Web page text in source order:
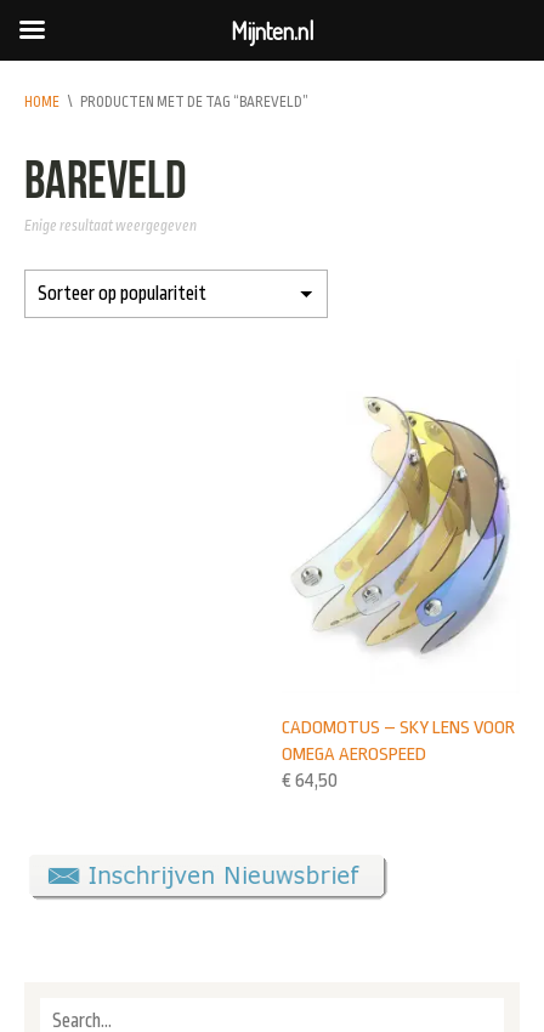
HOME \ PRODUCTEN MET DE TAG “BAREVELD”
bareveld
Enige resultaat weergegeven
CADOMOTUS – SKY LENS VOOR
OMEGA AEROSPEED
€ 64,50
Mijnten.nl